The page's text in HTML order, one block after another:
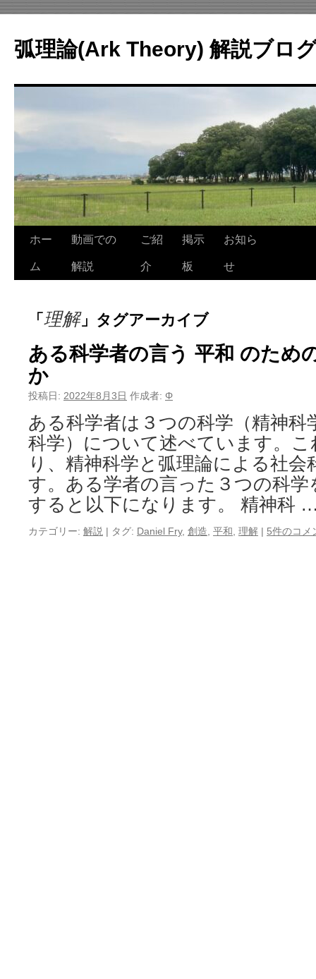
テ
ン
へ
キ
プ
弧理論(Ark Theory) 解説ブロ
ホー
ム
動画での
解説
ご紹
介
掲示
板
お知ら
せ
「理解」タグアーカイブ
ある科学者の言う 平和 のため
か
投稿日: 2022年8月3日 作成者: Φ
ある科学者は３つの科学（精神科
科学）について述べています。
り、精神科学と弧理論による社
す。ある学者の言った３つの科
すると以下になります。 精神科
カテゴリー: 解説 | タグ: Daniel Fry, 創造 平和 理解 | 5件のコメ